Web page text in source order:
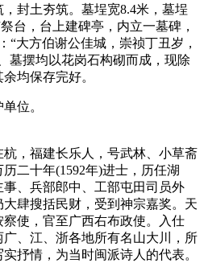
封土夯筑。墓埕宽8.4米，墓埕
台，台上建碑亭，内立一墓碑，
“大方伯谢公佳城，崇祯丁丑岁，
墓摆均以花岗石构砌而成，现除
均保存完好。
位。
杭，福建长乐人，号武林、小草斋
二十年(1592年)进士，历任湖
、兵部郎中、工部屯田司员外
肆搜括民财，受到神宗嘉奖。天
察使，官至广西右布政使。入仕
、江、浙各地所有名山大川，所
抒情，为当时闽派诗人的代表。